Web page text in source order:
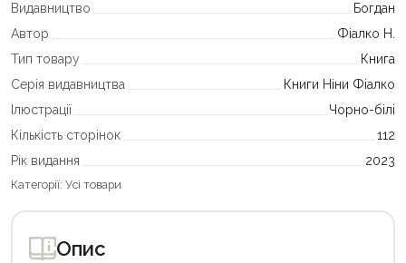
Видавництво
Богдан
Автор
Фіалко Н.
Тип товару
Книга
Серія видавництва
Книги Ніни Фіалко
Ілюстрації
Чорно-білі
Кількість сторінок
112
Рік видання
2023
Категорії: Усі товари
Опис